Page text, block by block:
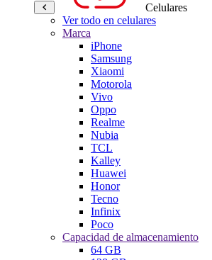
Celulares
Ver todo en celulares
Marca
iPhone
Samsung
Xiaomi
Motorola
Vivo
Oppo
Realme
Nubia
TCL
Kalley
Huawei
Honor
Tecno
Infinix
Poco
Capacidad de almacenamiento
64 GB